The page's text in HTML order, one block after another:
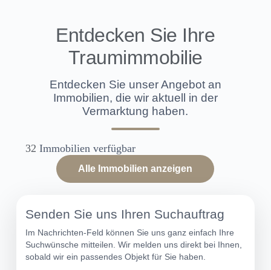
Entdecken Sie Ihre
Traumimmobilie
Entdecken Sie unser Angebot an
Immobilien, die wir aktuell in der
Vermarktung haben.
32 Immobilien verfügbar
Alle Immobilien anzeigen
Senden Sie uns Ihren Suchauftrag
Im Nachrichten-Feld können Sie uns ganz einfach Ihre
Suchwünsche mitteilen. Wir melden uns direkt bei Ihnen,
sobald wir ein passendes Objekt für Sie haben.